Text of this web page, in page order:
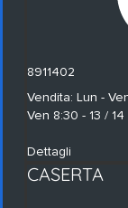
8911402
Vendita: Lun -
Ven 8:30 - 13 /
Dettagli
CASERTA